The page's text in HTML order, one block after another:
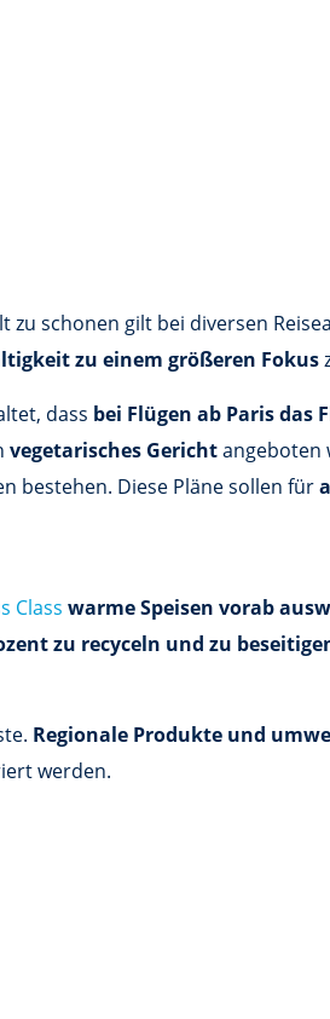
schonen gilt bei diversen
zu einem größeren Fokus
dass bei Flügen ab Paris das
vegetarisches Gerichtangeboten
bestehen. Diese Pläne sollen für
Class warme Speisen vorab
zu recyceln und zu
Regionale Produkte und
werden.